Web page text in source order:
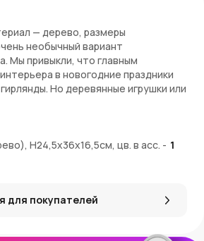
— дерево, размеры
необычный вариант
Мы привыкли, что главным
в новогодние праздники
Но деревянные игрушки или
ретро-стиль и легкая
детству, сказкам и старым
новогодние украшения
декора.
Н24,5х36х16,5см, цв. в асс. - 1
для покупателей